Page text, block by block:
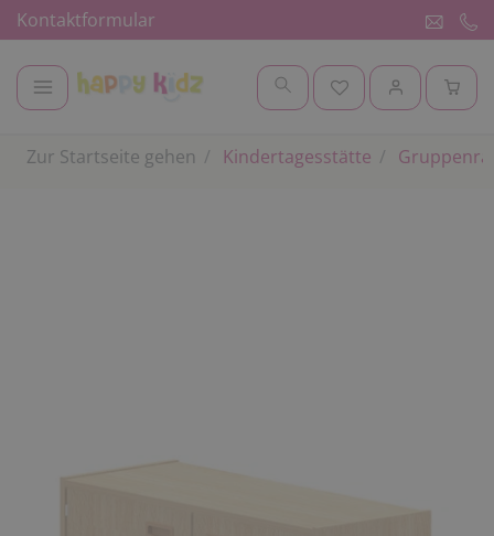
Kontaktformular
Zur Startseite gehen Kindertagesstätte